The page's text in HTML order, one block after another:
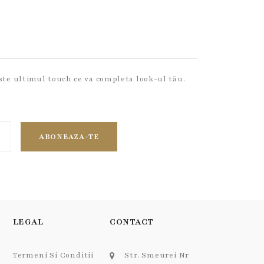
ultimul touch ce va completa look-ul tău.
ABONEAZA-TE
LEGAL
Termeni Si Conditii
CONTACT
Str. Smeurei Nr